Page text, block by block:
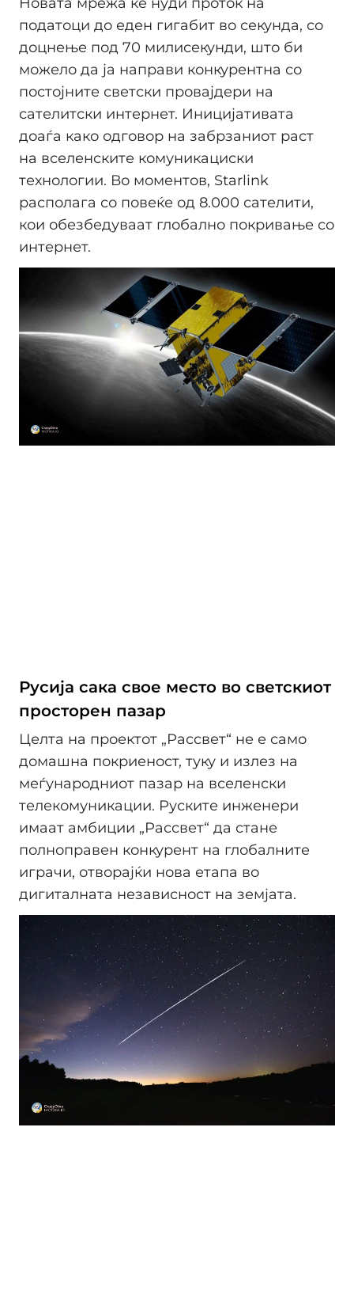
податоци до еден гигабит во секунда, со
доцнење под 70 милисекунди, што би
можело да ја направи конкурентна со
постојните светски провајдери на
сателитски интернет. Иницијативата
доаѓа како одговор на забрзаниот раст
на вселенските комуникациски
технологии. Во моментов, Starlink
располага со повеќе од 8.000 сателити,
кои обезбедуваат глобално покривање со
интернет.
Русија сака свое место во светскиот
просторен пазар
Целта на проектот „Рассвет“ не е само
домашна покриеност, туку и излез на
меѓународниот пазар на вселенски
телекомуникации. Руските инженери
имаат амбиции „Рассвет“ да стане
полноправен конкурент на глобалните
играчи, отворајќи нова етапа во
дигиталната независност на земјата.